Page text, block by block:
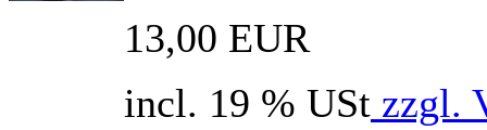
13,00 EUR
incl. 19 % USt zzgl.